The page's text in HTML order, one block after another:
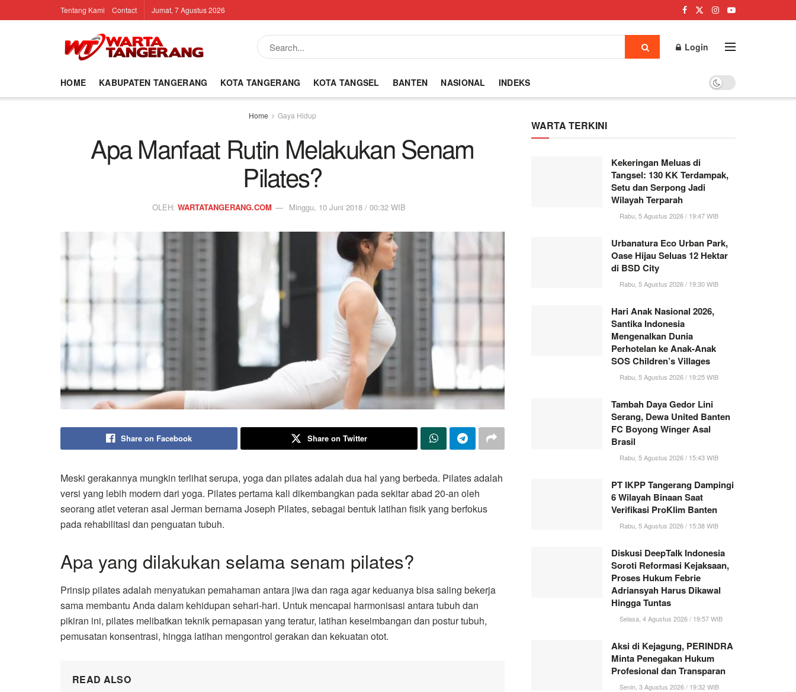
Tentang Kami Contact Jumat, 7 Agustus 2026
Login
HOME KABUPATEN TANGERANG KOTA TANGERANG KOTA TANGSEL BANTEN NASIONAL INDEKS
Home Gaya Hidup
Apa Manfaat Rutin Melakukan Senam
Pilates?
OLEH: WARTATANGERANG.COM Minggu, 10 Juni 2018 / 00:32 WIB
Share on Facebook Share on Twitter
Meski gerakannya mungkin terlihat serupa, yoga dan pilates adalah dua hal yang berbeda. Pilates adalah
versi yang lebih modern dari yoga. Pilates pertama kali dikembangkan pada sekitar abad 20-an oleh
seorang atlet veteran asal Jerman bernama Joseph Pilates, sebagai bentuk latihan fisik yang berfokus
pada rehabilitasi dan penguatan tubuh.
Apa yang dilakukan selama senam pilates?
Prinsip pilates adalah menyatukan pemahaman antara jiwa dan raga agar keduanya bisa saling bekerja
sama membantu Anda dalam kehidupan sehari-hari. Untuk mencapai harmonisasi antara tubuh dan
pikiran ini, pilates melibatkan teknik pernapasan yang teratur, latihan keseimbangan dan postur tubuh,
pemusatan konsentrasi, hingga latihan mengontrol gerakan dan kekuatan otot.
READ ALSO
WARTA TERKINI
Kekeringan Meluas di
Tangsel: 130 KK Terdampak,
Setu dan Serpong Jadi
Wilayah Terparah
Rabu, 5 Agustus 2026 / 19:47 WIB
Urbanatura Eco Urban Park,
Oase Hijau Seluas 12 Hektar
di BSD City
Rabu, 5 Agustus 2026 / 19:30 WIB
Hari Anak Nasional 2026,
Santika Indonesia
Mengenalkan Dunia
Perhotelan ke Anak-Anak
SOS Children’s Villages
Rabu, 5 Agustus 2026 / 19:25 WIB
Tambah Daya Gedor Lini
Serang, Dewa United Banten
FC Boyong Winger Asal
Brasil
Rabu, 5 Agustus 2026 / 15:43 WIB
PT IKPP Tangerang Dampingi
6 Wilayah Binaan Saat
Verifikasi ProKlim Banten
Rabu, 5 Agustus 2026 / 15:38 WIB
Diskusi DeepTalk Indonesia
Soroti Reformasi Kejaksaan,
Proses Hukum Febrie
Adriansyah Harus Dikawal
Hingga Tuntas
Selasa, 4 Agustus 2026 / 19:57 WIB
Aksi di Kejagung, PERINDRA
Minta Penegakan Hukum
Profesional dan Transparan
Senin, 3 Agustus 2026 / 19:32 WIB